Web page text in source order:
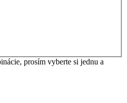
prosím vyberte si jednu a